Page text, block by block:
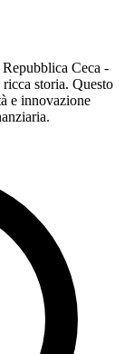
Ceca -
storia. Questo
e innovazione